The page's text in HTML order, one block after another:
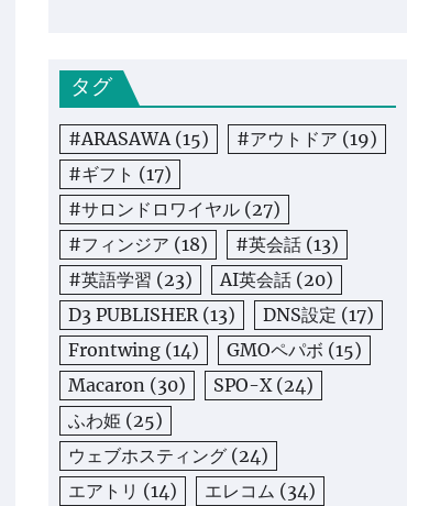
タグ
#ARASAWA(15) #アウトドア (19)
#ギフト (17)
#サロンドロワイヤル (27)
#フィンジア (18) #英会話 (13)
#英語学習 (23) AI英会話 (20)
D3 PUBLISHER(13) DNS設定 (17)
Frontwing (14) GMOペパボ (15)
Macaron (30) SPO-X(24)
ふわ姫 (25)
ウェブホスティング (24)
エアトリ (14) エレコム (34)